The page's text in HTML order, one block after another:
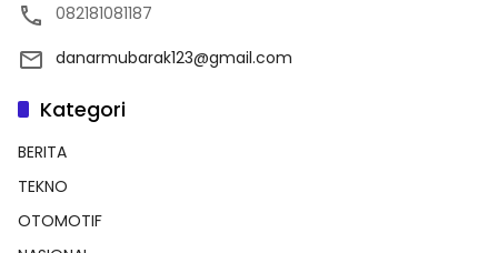
082181081187
danarmubarak123@gmail.com
Kategori
BERITA
TEKNO
OTOMOTIF